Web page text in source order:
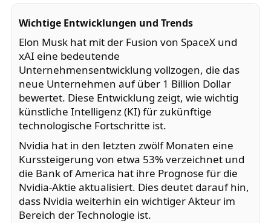
Wichtige Entwicklungen und Trends
Elon Musk hat mit der Fusion von SpaceX und
xAI eine bedeutende
Unternehmensentwicklung vollzogen, die das
neue Unternehmen auf über 1 Billion Dollar
bewertet. Diese Entwicklung zeigt, wie wichtig
künstliche Intelligenz (KI) für zukünftige
technologische Fortschritte ist.
Nvidia hat in den letzten zwölf Monaten eine
Kurssteigerung von etwa 53% verzeichnet und
die Bank of America hat ihre Prognose für die
Nvidia-Aktie aktualisiert. Dies deutet darauf hin,
dass Nvidia weiterhin ein wichtiger Akteur im
Bereich der Technologie ist.